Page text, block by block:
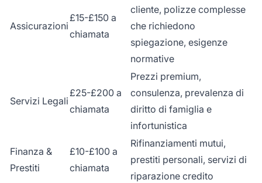
Assicurazioni
£15-£150 a
chiamata
cliente, polizze complesse
che richiedono
spiegazione, esigenze
normative
Servizi Legali
£25-£200 a
chiamata
Prezzi premium,
consulenza, prevalenza di
diritto di famiglia e
infortunistica
Finanza &
Prestiti
£10-£100 a
chiamata
Rifinanziamenti mutui,
prestiti personali, servizi di
riparazione credito